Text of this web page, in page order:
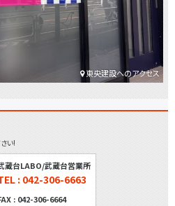
東央建設へのアクセス
い!
蔵台LABO/武蔵台営業所
: 042-306-6663
: 042-306-6664